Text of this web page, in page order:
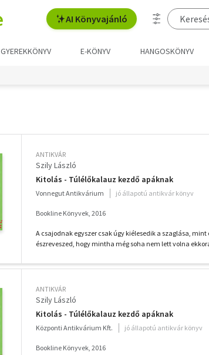
AI Könyvajánló
GYEREKKÖNYV E-KÖNYV HANGOSKÖNYV
ANTIKVÁR
Szily László
Kitolás - Túlélőkalauz kezdő apáknak
Vonnegut Antikvárium jó állapotú antikvár könyv
Bookline Könyvek, 2016
A csajodnak egyszer csak úgy kiélesedik a szaglása,
észreveszed, hogy mintha még soha nem lett volna
ANTIKVÁR
Szily László
Kitolás - Túlélőkalauz kezdő apáknak
Központi Antikvárium Kft. jó állapotú antikvár könyv
Bookline Könyvek, 2016